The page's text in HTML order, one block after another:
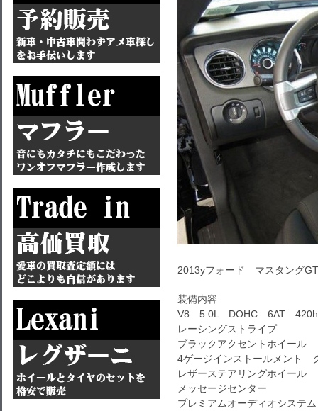
2013yフォード マスタングGT
装備内容
V8 5.0L DOHC 6AT
レーシングストライプ
ブラックアクセントホイール
4ゲージインストールメント
レザーステアリングホイール
メッセージセンター
プレミアムオーディオシステム